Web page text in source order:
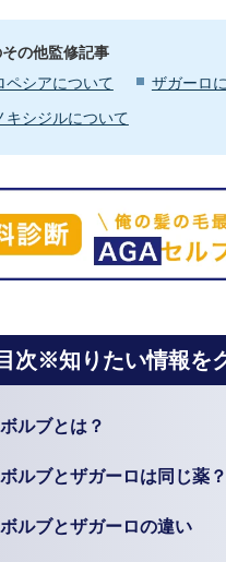
の他監修記事
ペシアについて
ザガーロ
キシジルについて
目次※知りたい情報を
ルブとは？
ルブとザガーロは同じ薬？
ルブとザガーロの違い